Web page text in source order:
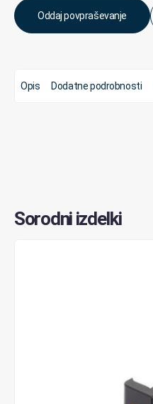
Oddaj povpraševanje
Opis Dodatne podrobnosti
Sorodni izdelki